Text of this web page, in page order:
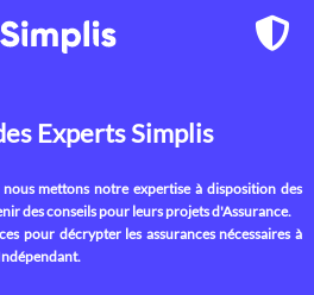
Experts Simplis
mettons notre expertise à disposition des
des conseils pour leurs projets d'Assurance.
pour décrypter les assurances nécessaires à